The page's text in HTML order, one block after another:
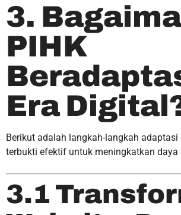
3.
PIHK
Era
Berikut adalah langkah-langkah
terbukti efektif untuk meningkatkan daya
3.1